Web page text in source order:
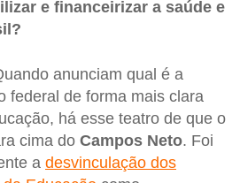
e financeirizar a saúde e
anunciam qual é a
federal de forma mais clara
há esse teatro de que o
cima do Campos Neto. Foi
a desvinculação dos